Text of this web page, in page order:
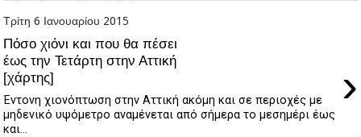
Τρίτη 6 Ιανουαρίου 2015
Πόσο χιόνι και που θα πέσει
έως την Τετάρτη στην Αττική
[χάρτης]
›
Έντονη χιονόπτωση στην Αττική ακόμη και σε περιοχές με
μηδενικό υψόμετρο αναμένεται από σήμερα το μεσημέρι έως
και...